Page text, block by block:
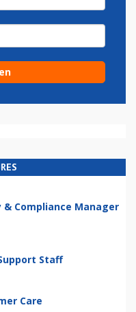
& Compliance Manager
Staff
Care